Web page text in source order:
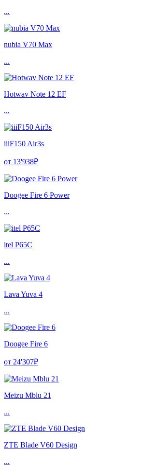
...
nubia V70 Max
...
Hotwav Note 12 EF
...
iiiF150 Air3s
от 13'938₽
Doogee Fire 6 Power
...
itel P65C
...
Lava Yuva 4
...
Doogee Fire 6
от 24'307₽
Meizu Mblu 21
...
ZTE Blade V60 Design
...